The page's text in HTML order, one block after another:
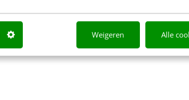
Weigeren Alle